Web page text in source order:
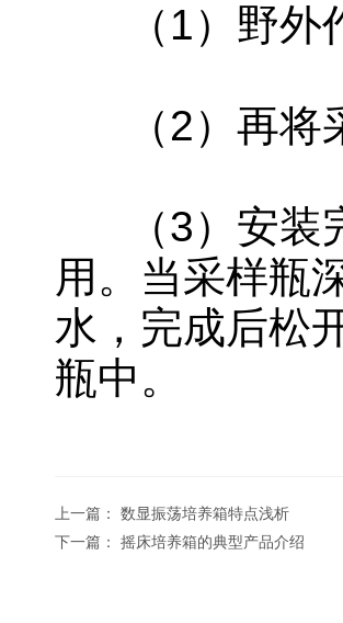
（1）野外作
（2）再将采
（3）安装完
用。当采样瓶
水，完成后松
瓶中。
上一篇： 数显振荡培养箱特点浅析
下一篇： 摇床培养箱的典型产品介绍